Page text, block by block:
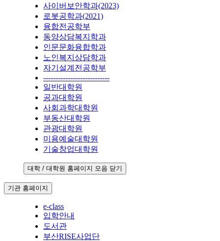
사이버보안학과(2023)
로봇공학과(2021)
융합전공학부
동양상담복지학과
인문문화융합학과
노인복지상담학과
자기설계전공학부
---------------------------
일반대학원
공과대학원
사회과학대학원
부동산대학원
관광대학원
미용예술대학원
기술창업대학원
대학 / 대학원 홈페이지 모음 닫기
기관 홈페이지
e-class
입학안내
도서관
부산RISE사업단